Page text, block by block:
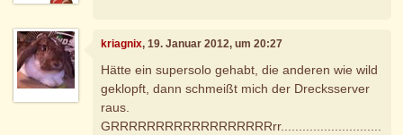
kriagnix, 19. Januar 2012, um 20:27
Hätte ein supersolo gehabt, die anderen wie wild
geklopft, dann schmeißt mich der Drecksserver
raus.
GRRRRRRRRRRRRRRRRRRrr............................